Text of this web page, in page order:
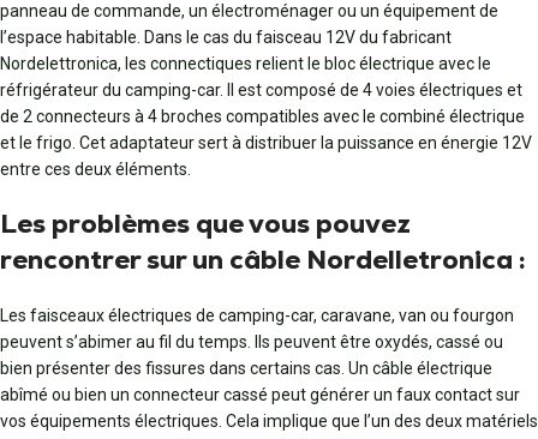
panneau de commande, un électroménager ou un équipement de
l’espace habitable. Dans le cas du faisceau 12V du fabricant
Nordelettronica, les connectiques relient le bloc électrique avec le
réfrigérateur du camping-car. Il est composé de 4 voies électriques et
de 2 connecteurs à 4 broches compatibles avec le combiné électrique
et le frigo. Cet adaptateur sert à distribuer la puissance en énergie 12V
entre ces deux éléments.
Les problèmes que vous pouvez
rencontrer sur un câble Nordelle­tronica :
Les faisceaux électriques de camping-car, caravane, van ou fourgon
peuvent s’abimer au fil du temps. Ils peuvent être oxydés, cassé ou
bien présenter des fissures dans certains cas. Un câble électrique
abîmé ou bien un connecteur cassé peut générer un faux contact sur
vos équipements électriques. Cela implique que l’un des deux matériels